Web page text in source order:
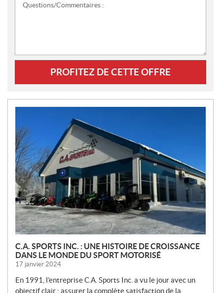
Questions/Commentaires :
PROFITEZ DE CETTE OFFRE
O
U
V
E
L
L
E
S
C.A. SPORTS INC. : UNE HISTOIRE DE CROISSANCE
DANS LE MONDE DU SPORT MOTORISÉ
17 janvier 2024
En 1991, l’entreprise C.A. Sports Inc. a vu le jour avec un
objectif clair : assurer la complète satisfaction de la